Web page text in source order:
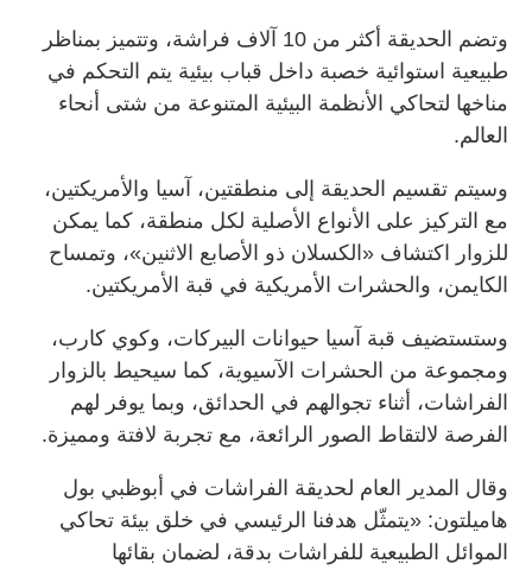
وتضم الحديقة أكثر من 10 آلاف فراشة، وتتميز بمناظر
طبيعية استوائية خصبة داخل قباب بيئية يتم التحكم في
مناخها لتحاكي الأنظمة البيئية المتنوعة من شتى أنحاء
العالم.
وسيتم تقسيم الحديقة إلى منطقتين، آسيا والأمريكتين،
مع التركيز على الأنواع الأصلية لكل منطقة، كما يمكن
للزوار اكتشاف «الكسلان ذو الأصابع الاثنين»، وتمساح
الكايمن، والحشرات الأمريكية في قبة الأمريكتين.
وستستضيف قبة آسيا حيوانات البيركات، وكوي كارب،
ومجموعة من الحشرات الآسيوية، كما سيحيط بالزوار
الفراشات، أثناء تجوالهم في الحدائق، وبما يوفر لهم
الفرصة لالتقاط الصور الرائعة، مع تجربة لافتة ومميزة.
وقال المدير العام لحديقة الفراشات في أبوظبي بول
هاميلتون: «يتمثّل هدفنا الرئيسي في خلق بيئة تحاكي
الموائل الطبيعية للفراشات بدقة، لضمان بقائها